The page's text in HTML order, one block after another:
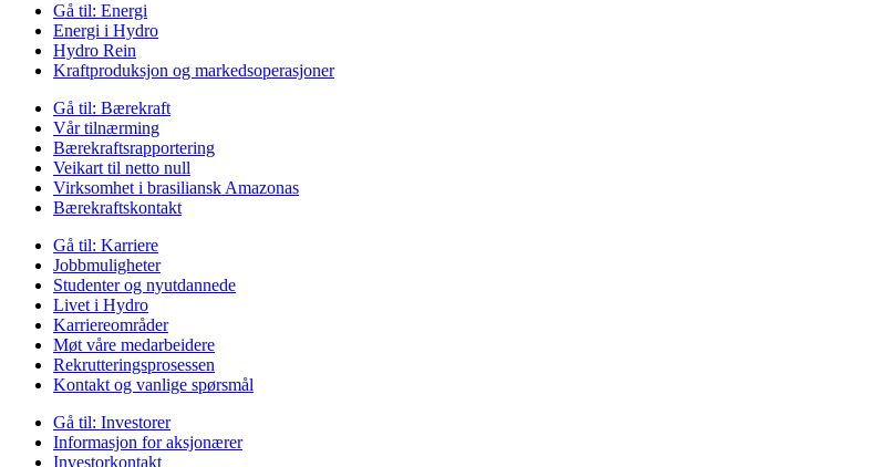
Gå til: Energi
Energi i Hydro
Hydro Rein
Kraftproduksjon og markedsoperasjoner
Gå til: Bærekraft
Vår tilnærming
Bærekraftsrapportering
Veikart til netto null
Virksomhet i brasiliansk Amazonas
Bærekraftskontakt
Gå til: Karriere
Jobbmuligheter
Studenter og nyutdannede
Livet i Hydro
Karriereområder
Møt våre medarbeidere
Rekrutteringsprosessen
Kontakt og vanlige spørsmål
Gå til: Investorer
Informasjon for aksjonærer
Investorkontakt